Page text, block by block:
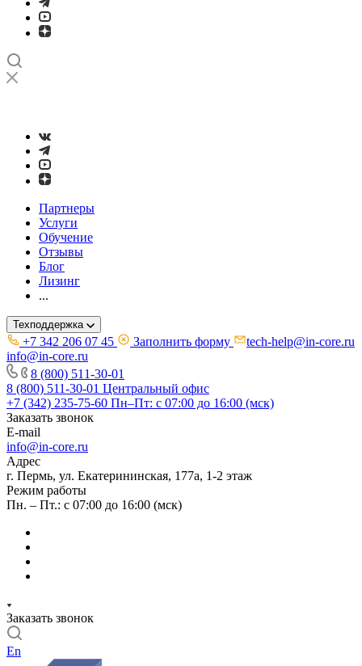
Партнеры
Услуги
Обучение
Отзывы
Блог
Лизинг
...
Техподдержка
+7 342 206 07 45 Заполнить форму
tech-help@in-core.ru
info@in-core.ru
8 (800) 511-30-01
8 (800) 511-30-01 Центральный офис
+7 (342) 235-75-60 Пн–Пт: с 07:00 до 16:00 (мск)
Заказать звонок
E-mail
info@in-core.ru
Адрес
г. Пермь, ул. ​Екатерининская, 177а, ​1-2 этаж
Режим работы
Пн. – Пт.: с 07:00 до 16:00 (мск)
Заказать звонок
En